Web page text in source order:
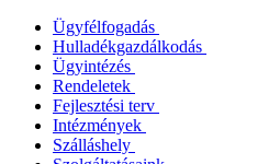
Ügyfélfogadás
Hulladékgazdálkodás
Ügyintézés
Rendeletek
Fejlesztési terv
Intézmények
Szálláshely